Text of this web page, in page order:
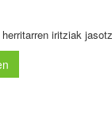
iritziak